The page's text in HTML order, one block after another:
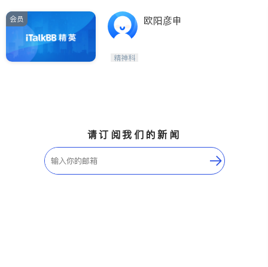
会员 欧阳彦申
精神科
请订阅我们的新闻